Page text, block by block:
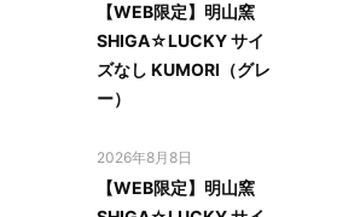
【WEB限定】明山窯
SHIGA☆LUCKY サイ
ズなし KUMORI（グレ
ー）
2026年8月8日
【WEB限定】明山窯